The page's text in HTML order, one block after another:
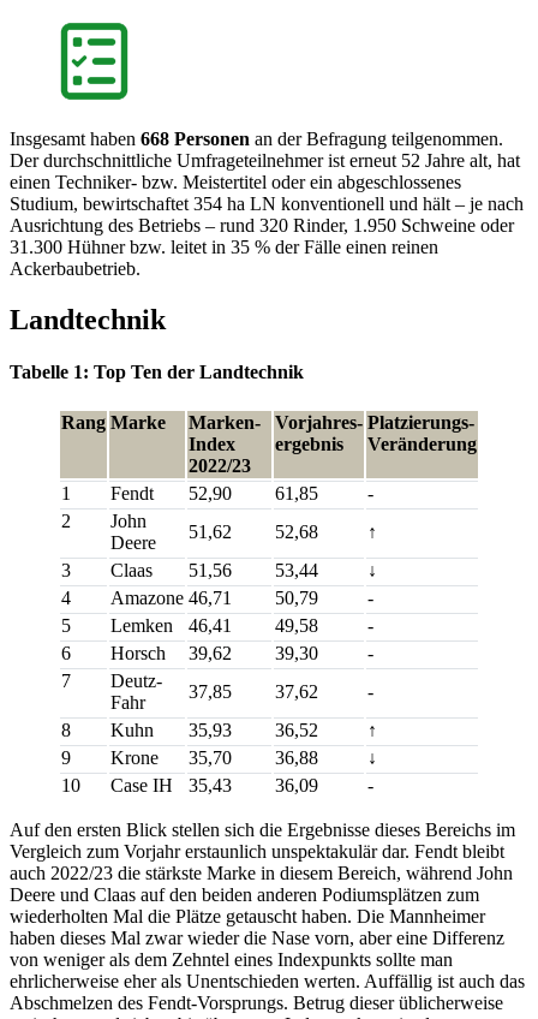
Insgesamt haben 668 Personen an der Befragung teilgenommen.
Der durchschnittliche Umfrageteilnehmer ist erneut 52 Jahre alt, hat
einen Techniker- bzw. Meistertitel oder ein abgeschlossenes
Studium, bewirtschaftet 354 ha LN konventionell und hält – je nach
Ausrichtung des Betriebs – rund 320 Rinder, 1.950 Schweine oder
31.300 Hühner bzw. leitet in 35 % der Fälle einen reinen
Ackerbaubetrieb.
Landtechnik
Tabelle 1: Top Ten der Landtechnik
Rang Marke
Marken-
Index
2022/23
Vorjahres-
ergebnis
Platzierungs-
Veränderung
1 Fendt 52,90 61,85
-
2
John
Deere
51,62 52,68
↑
3
Claas 51,56 53,44
↓
4
Amazone 46,71 50,79
-
5
Lemken 46,41 49,58
-
6
Horsch 39,62 39,30
-
7
Deutz-
Fahr
37,85 37,62
-
8
Kuhn 35,93 36,52
↑
9
Krone 35,70 36,88
↓
10
Case IH 35,43 36,09 -
Auf den ersten Blick stellen sich die Ergebnisse dieses Bereichs im
Vergleich zum Vorjahr erstaunlich unspektakulär dar. Fendt bleibt
auch 2022/23 die stärkste Marke in diesem Bereich, während John
Deere und Claas auf den beiden anderen Podiumsplätzen zum
wiederholten Mal die Plätze getauscht haben. Die Mannheimer
haben dieses Mal zwar wieder die Nase vorn, aber eine Differenz
von weniger als dem Zehntel eines Indexpunkts sollte man
ehrlicherweise eher als Unentschieden werten. Auffällig ist auch das
Abschmelzen des Fendt-Vorsprungs. Betrug dieser üblicherweise